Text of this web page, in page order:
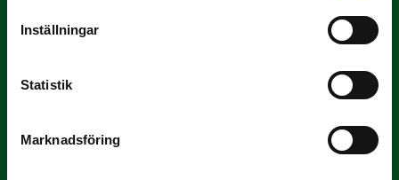
Inställningar
Statistik
Marknadsföring
Slog till i…